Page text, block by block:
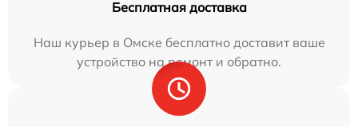
Бесплатная доставка
Наш курьер в Омске бесплатно доставит ваше
устройство на ремонт и обратно.